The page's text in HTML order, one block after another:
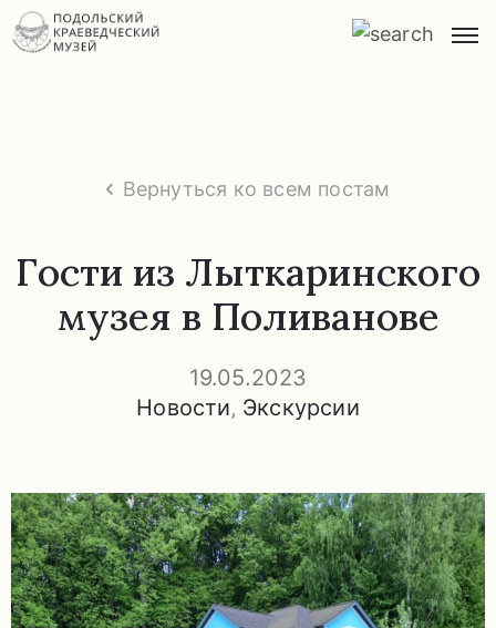
экскурсии
задаваемые
вопросы
Документы
Вернуться ко всем постам
Гости из Лыткаринского
музея в Поливанове
19.05.2023
Новости‚ Экскурсии